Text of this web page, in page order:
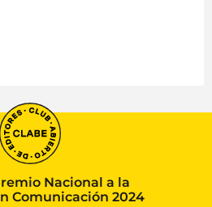
Nacional a la
Comunicación 2024